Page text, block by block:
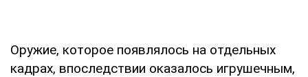
Оружие, которое появлялось на отдельных
кадрах, впоследствии оказалось игрушечным,